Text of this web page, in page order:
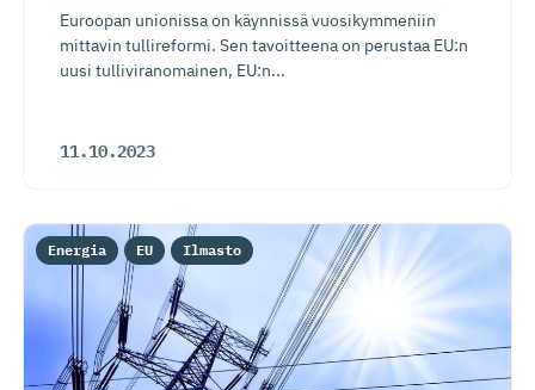
Euroopan unionissa on käynnissä vuosikymmeniin
mittavin tullireformi. Sen tavoitteena on perustaa EU:n
uusi tulliviranomainen, EU:n...
11.10.2023
Energia EU Ilmasto